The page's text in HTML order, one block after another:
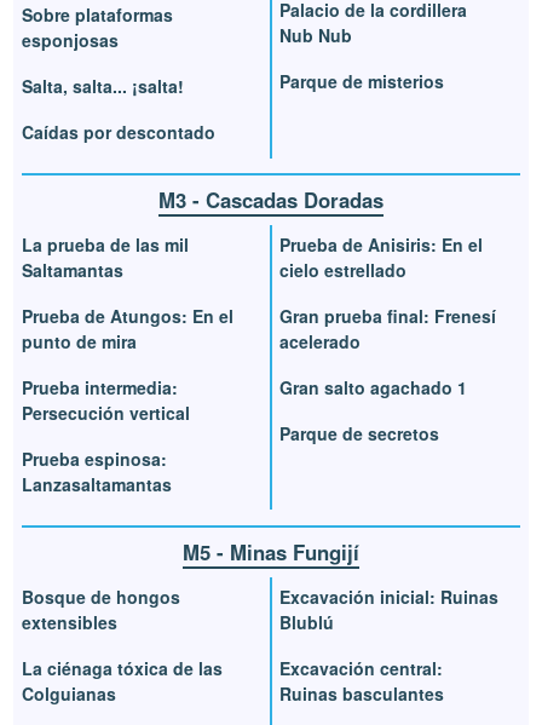
Sobre plataformas
esponjosas
Salta, salta... ¡salta!
Caídas por descontado
Palacio de la cordillera
Nub Nub
Parque de misterios
M3 - Cascadas Doradas
La prueba de las mil
Saltamantas
Prueba de Atungos: En el
punto de mira
Prueba intermedia:
Persecución vertical
Prueba espinosa:
Lanzasaltamantas
Prueba de Anisiris: En el
cielo estrellado
Gran prueba final: Frenesí
acelerado
Gran salto agachado 1
Parque de secretos
M5 - Minas Fungijí
Bosque de hongos
extensibles
La ciénaga tóxica de las
Colguianas
Excavación inicial: Ruinas
Blublú
Excavación central:
Ruinas basculantes